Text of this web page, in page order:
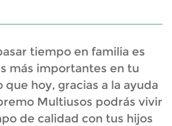
tiempo en familia es
más importantes en tu
que hoy, gracias a la ayuda
Multiusos podrás vivir
de calidad con tus hijos